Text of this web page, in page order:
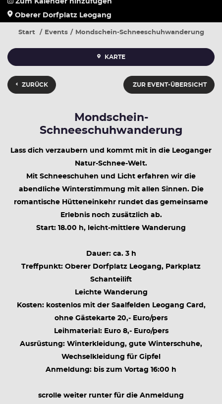
Zum Kalender hinzufügen
Oberer Dorfplatz Leogang
Start Events Mondschein-Schneeschuhwanderung
KARTE
ZURÜCK ZUR EVENT-ÜBERSICHT
Mondschein-
Schneeschuhwanderung
Lass dich verzaubern und kommt mit in die Leoganger
Natur-Schnee-Welt.
Mit Schneeschuhen und Licht erfahren wir die
abendliche Winterstimmung mit allen Sinnen. Die
romantische Hütteneinkehr rundet das gemeinsame
Erlebnis noch zusätzlich ab.
Start: 18.00 h, leicht-mittlere Wanderung
Dauer: ca. 3 h
Treffpunkt: Oberer Dorfplatz Leogang, Parkplatz
Schanteilift
Leichte Wanderung
Kosten: kostenlos mit der Saalfelden Leogang Card,
ohne Gästekarte 20,- Euro/pers
Leihmaterial: Euro 8,- Euro/pers
Ausrüstung: Winterkleidung, gute Winterschuhe,
Wechselkleidung für Gipfel
Anmeldung: bis zum Vortag 16:00 h
scrolle weiter runter für die Anmeldung